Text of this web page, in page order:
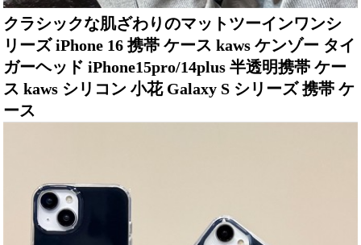
クラシックな肌ざわりのマットツーインワンシ
リーズ iPhone 16 携帯 ケース kaws ケンゾー タイ
ガーヘッド iPhone15pro/14plus 半透明携帯 ケー
ス kaws シリコン 小花 Galaxy S シリーズ 携帯 ケ
ース